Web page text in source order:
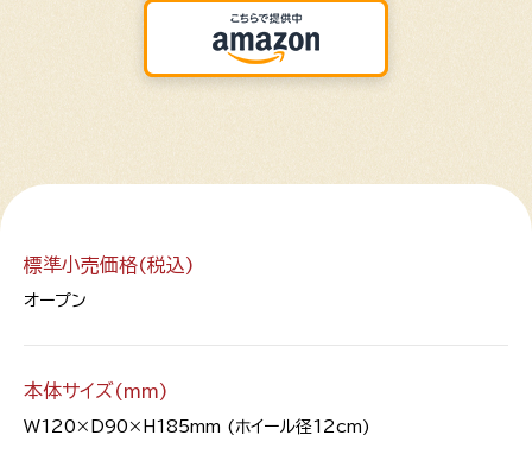
標準小売価格(税込)
オープン
本体サイズ(mm)
W120×D90×H185mm (ホイール径12cm)